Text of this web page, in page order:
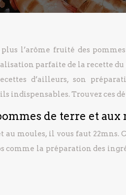
l’arôme fruité des
parfaite de la recette
d’ailleurs, son
indispensables. Trouvez ces
de terre et aux
moules, il vous faut 22mns.
comme la préparation des